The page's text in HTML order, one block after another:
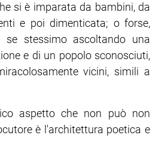
si è imparata da bambini, da
e poi dimenticata; o forse,
se stessimo ascoltando una
e di un popolo sconosciuti,
vicini, simili a
aspetto che non può non
è l'architettura poetica e